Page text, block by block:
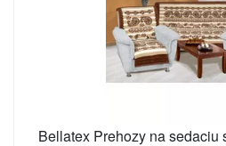
Bellatex Prehozy na sedaciu